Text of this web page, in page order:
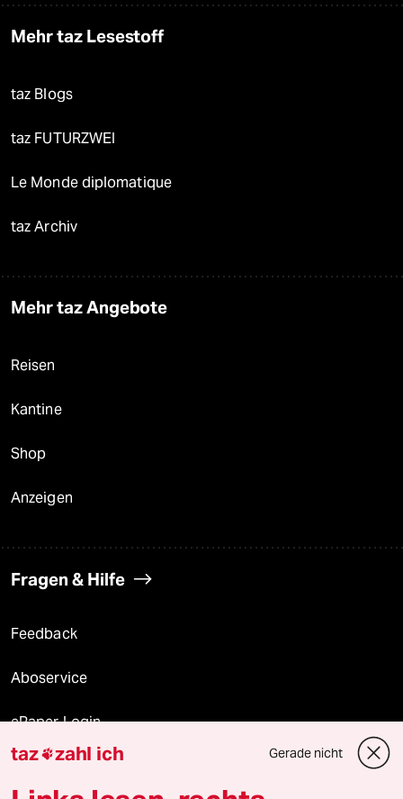
Mehr taz Lesestoff
taz Blogs
taz FUTURZWEI
Le Monde diplomatique
taz Archiv
Mehr taz Angebote
Reisen
Kantine
Shop
Anzeigen
Fragen & Hilfe
Feedback
Aboservice
ePaper Login
Downloads für Abonnierende
taz zahl ich Gerade nicht